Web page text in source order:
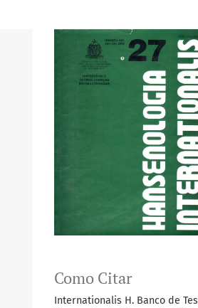
Como Citar
Internationalis H. Banco de